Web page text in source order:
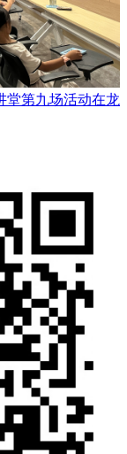
堂第九场活动在龙